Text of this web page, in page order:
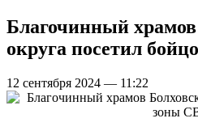
Благочинный храмов
округа посетил
12 сентября 2024 — 11:22